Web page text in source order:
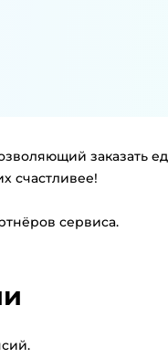
заказать
счастливее!
сервиса.